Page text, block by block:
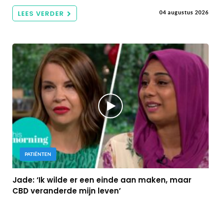
LEES VERDER 04 augustus 2026
PATIËNTEN
Jade: ‘Ik wilde er een einde aan maken, maar
CBD veranderde mijn leven’